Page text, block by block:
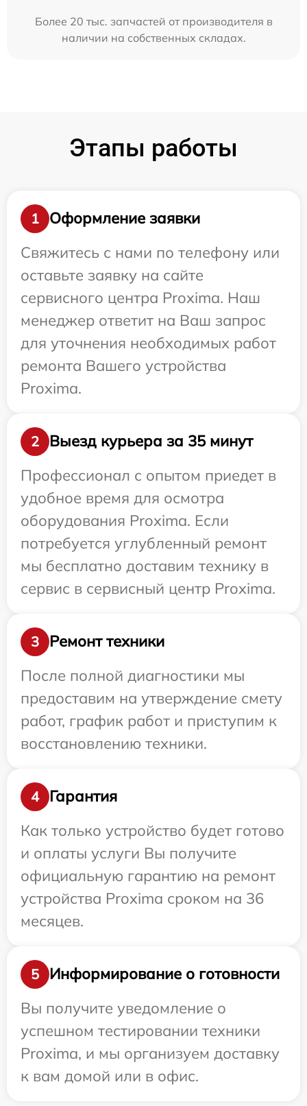
Более 20 тыс. запчастей от производителя в
наличии на собственных складах.
Этапы работы
1
Оформление заявки
Свяжитесь с нами по телефону или
оставьте заявку на сайте
сервисного центра Proxima. Наш
менеджер ответит на Ваш запрос
для уточнения необходимых работ
ремонта Вашего устройства
Proxima.
2
Выезд курьера за 35 минут
Профессионал с опытом приедет в
удобное время для осмотра
оборудования Proxima. Если
потребуется углубленный ремонт
мы бесплатно доставим технику в
сервис в сервисный центр Proxima.
3
Ремонт техники
После полной диагностики мы
предоставим на утверждение смету
работ, график работ и приступим к
восстановлению техники.
4
Гарантия
Как только устройство будет готово
и оплаты услуги Вы получите
официальную гарантию на ремонт
устройства Proxima сроком на 36
месяцев.
5
Информирование о готовности
Вы получите уведомление о
успешном тестировании техники
Proxima, и мы организуем доставку
к вам домой или в офис.